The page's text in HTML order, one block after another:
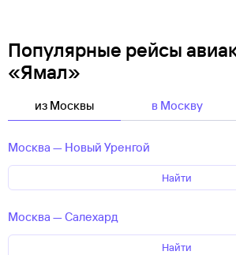
Популярные рейсы
«Ямал»
из Москвы в Москву
Москва — Новый Уренгой
Найти
Москва — Салехард
Найти